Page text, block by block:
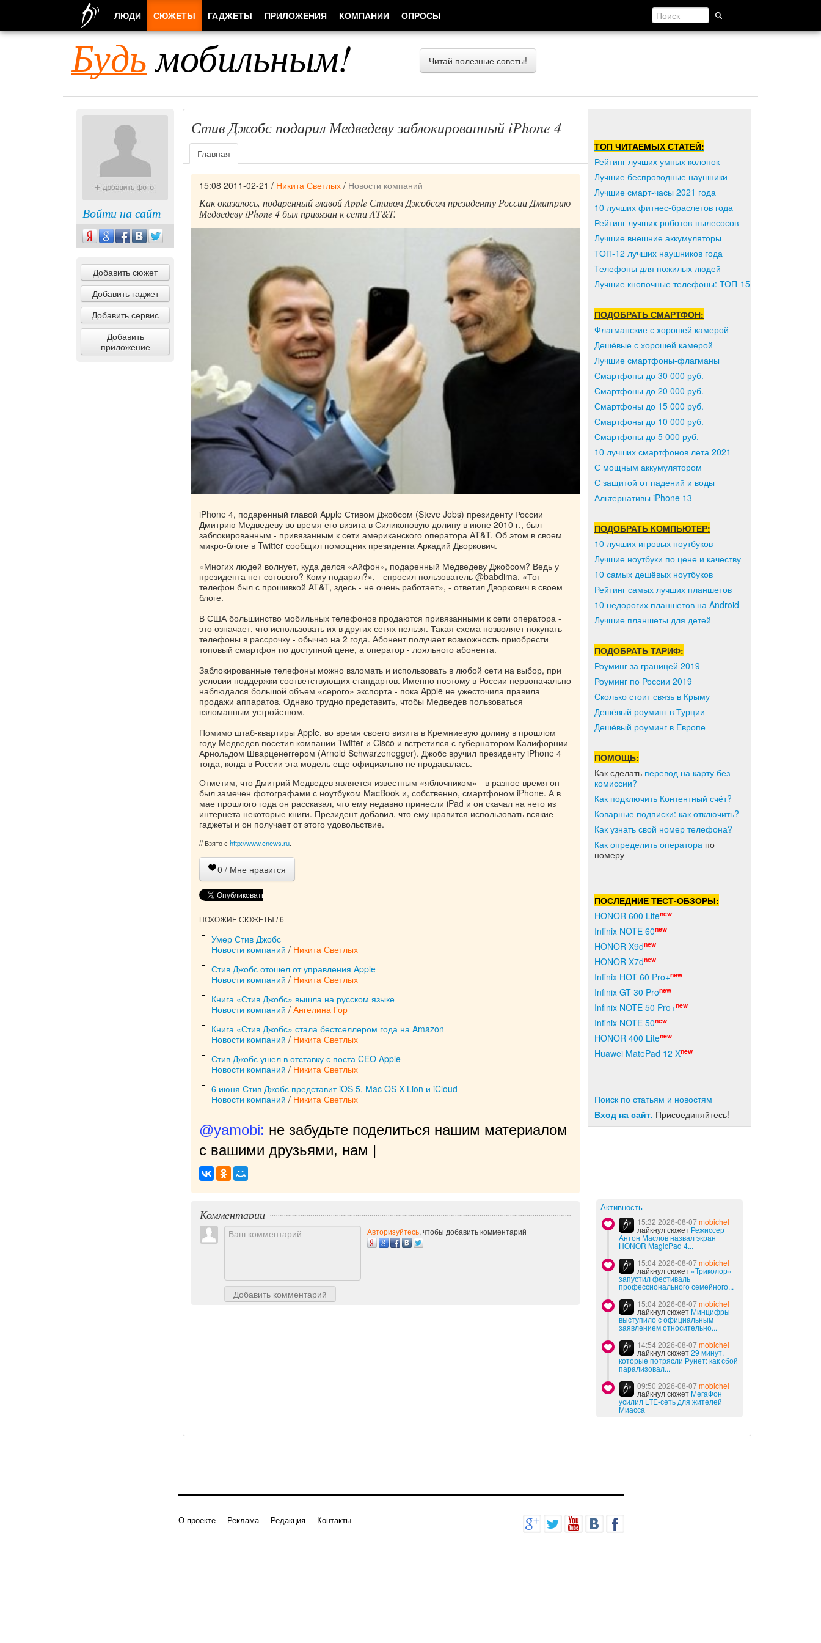
Будьмобильным! Читай полезные советы!
Войти на сайт
Добавить сюжет
Добавить гаджет
Добавить сервис
Добавить
приложение
Стив Джобс подарил Медведеву заблокированный iPhone 4
Главная
15:08 2011-02-21 / Никита Светлых / Новости компаний
Как оказалось, подаренный главой Apple Стивом Джобсом президенту России Дмитрию
Медведеву iPhone 4 был привязан к сети AT&T.
iPhone 4, подаренный главой Apple Стивом Джобсом (Steve Jobs) президенту России
Дмитрию Медведеву во время его визита в Силиконовую долину в июне 2010 г., был
заблокированным - привязанным к сети американского оператора AT&T. Об этом в своем
микро-блоге в Twitter сообщил помощник президента Аркадий Дворкович.
«Многих людей волнует, куда делся «Айфон», подаренный Медведеву Джобсом? Ведь у
президента нет сотового? Кому подарил?», - спросил пользователь @babdima. «Тот
телефон был с прошивкой AT&T, здесь - не очень работает», - ответил Дворкович в своем
блоге.
В США большинство мобильных телефонов продаются привязанными к сети оператора -
это означает, что использовать их в других сетях нельзя. Такая схема позволяет покупать
телефоны в рассрочку - обычно на 2 года. Абонент получает возможность приобрести
топовый смартфон по доступной цене, а оператор - лояльного абонента.
Заблокированные телефоны можно взломать и использовать в любой сети на выбор, при
условии поддержки соответствующих стандартов. Именно поэтому в России первоначально
наблюдался большой объем «серого» экспорта - пока Apple не ужесточила правила
продажи аппаратов. Однако трудно представить, чтобы Медведев пользоваться
взломанным устройством.
Помимо штаб-квартиры Apple, во время своего визита в Кремниевую долину в прошлом
году Медведев посетил компании Twitter и Cisco и встретился с губернатором Калифорнии
Арнольдом Шварценеггером (Arnold Schwarzenegger). Джобс вручил президенту iPhone 4
тогда, когда в России эта модель еще официально не продавалась.
Отметим, что Дмитрий Медведев является известным «яблочником» - в разное время он
был замечен фотографами с ноутбуком MacBook и, собственно, смартфоном iPhone. А в
мае прошлого года он рассказал, что ему недавно принесли iPad и он скачал на него из
интернета некоторые книги. Президент добавил, что ему нравится использовать всякие
гаджеты и он получает от этого удовольствие.
// Взято с http://www.cnews.ru.
0 / Мне нравится
ПОХОЖИЕ СЮЖЕТЫ / 6
Умер Стив Джобс
Новости компаний / Никита Светлых
Стив Джобс отошел от управления Apple
Новости компаний / Никита Светлых
Книга «Стив Джобс» вышла на русском языке
Новости компаний / Ангелина Гор
Книга «Стив Джобс» стала бестселлером года на Amazon
Новости компаний / Никита Светлых
Стив Джобс ушел в отставку с поста CEO Apple
Новости компаний / Никита Светлых
6 июня Стив Джобс представит iOS 5, Mac OS X Lion и iCloud
Новости компаний / Никита Светлых
@yamobi: не забудьте поделиться нашим материалом
с вашими друзьями, нам будет очень при
Комментарии
Добавить комментарий
Авторизуйтесь, чтобы добавить комментарий
ТОП ЧИТАЕМЫХ СТАТЕЙ:
Рейтинг лучших умных колонок
Лучшие беспроводные наушники
Лучшие смарт-часы 2021 года
10 лучших фитнес-браслетов года
Рейтинг лучших роботов-пылесосов
Лучшие внешние аккумуляторы
ТОП-12 лучших наушников года
Телефоны для пожилых людей
Лучшие кнопочные телефоны: ТОП-15
ПОДОБРАТЬ СМАРТФОН:
Флагманские с хорошей камерой
Дешёвые с хорошей камерой
Лучшие смартфоны-флагманы
Смартфоны до 30 000 руб.
Смартфоны до 20 000 руб.
Смартфоны до 15 000 руб.
Смартфоны до 10 000 руб.
Смартфоны до 5 000 руб.
10 лучших смартфонов лета 2021
С мощным аккумулятором
С защитой от падений и воды
Альтернативы iPhone 13
ПОДОБРАТЬ КОМПЬЮТЕР:
10 лучших игровых ноутбуков
Лучшие ноутбуки по цене и качеству
10 самых дешёвых ноутбуков
Рейтинг самых лучших планшетов
10 недорогих планшетов на Android
Лучшие планшеты для детей
ПОДОБРАТЬ ТАРИФ:
Роуминг за границей 2019
Роуминг по России 2019
Сколько стоит связь в Крыму
Дешёвый роуминг в Турции
Дешёвый роуминг в Европе
ПОМОЩЬ:
Как сделать перевод на карту без
комиссии?
Как подключить Контентный счёт?
Коварные подписки: как отключить?
Как узнать свой номер телефона?
Как определить оператора по
номеру
ПОСЛЕДНИЕ ТЕСТ-ОБЗОРЫ:
HONOR 600 Litenew
Infinix NOTE 60new
HONOR X9dnew
HONOR X7dnew
Infinix HOT 60 Pro+new
Infinix GT 30 Pronew
Infinix NOTE 50 Pro+new
Infinix NOTE 50new
HONOR 400 Litenew
Huawei MatePad 12 Xnew
Поиск по статьям и новостям
Вход на сайт. Присоединяйтесь!
Активность
15:32 2026-08-07mobichel
лайкнул сюжет Режиссер
Антон Маслов назвал экран
HONOR MagicPad 4...
15:04 2026-08-07mobichel
лайкнул сюжет «Триколор»
запустил фестиваль
профессионального семейного...
15:04 2026-08-07mobichel
лайкнул сюжет Минцифры
выступило с официальным
заявлением относительно...
14:54 2026-08-07mobichel
лайкнул сюжет29 минут,
которые потрясли Рунет: как сбой
парализовал...
09:50 2026-08-07mobichel
лайкнул сюжет МегаФон
усилил LTE-сеть для жителей
Миасса
ЛЮДИ СЮЖЕТЫ ГАДЖЕТЫ ПРИЛОЖЕНИЯ КОМПАНИИ ОПРОСЫ
О проекте Реклама Редакция Контакты